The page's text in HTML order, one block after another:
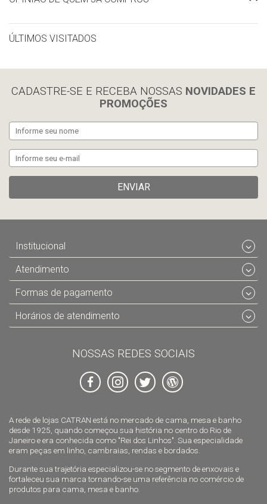
ÚLTIMOS VISITADOS
CADASTRE-SE E RECEBA NOSSAS NOVIDADES E
PROMOÇÕES
ENVIAR
A rede de lojas CATRAN está no mercado de cama, mesa e banho
desde 1925, quando começou sua história no centro do Rio de
Janeiro e era conhecida como "Rei dos Linhos". Sua especialidade
eram peças em linho, cambraias, rendas e bordados.
Durante sua trajetória especializou-se no segmento de enxovais e
fortaleceu sua marca tornando-se uma referência no comércio de
produtos para cama, mesa e banho.
Institucional
Atendimento
Formas de pagamento
Horários de atendimento
NOSSAS REDES SOCIAIS